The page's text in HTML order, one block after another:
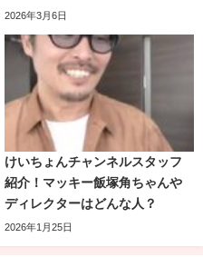
2026年3月6日
けいちょんチャンネルスタッフ
紹介！マッキー飯塚角ちゃんや
ディレクターはどんな人？
2026年1月25日